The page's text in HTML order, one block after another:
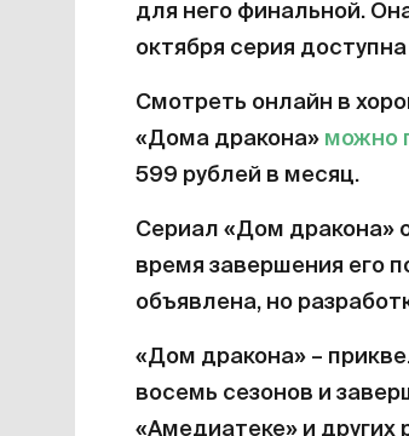
для него финальной.
октября серия
Смотреть онлайн в
«Дома дракона» можно
599 рублей в месяц.
Сериал «Дом дракона»
время завершения его
объявлена, но
«Дом дракона» –
восемь сезонов и
«Амедиатеке» и других